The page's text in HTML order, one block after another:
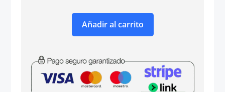
Añadir al carrito